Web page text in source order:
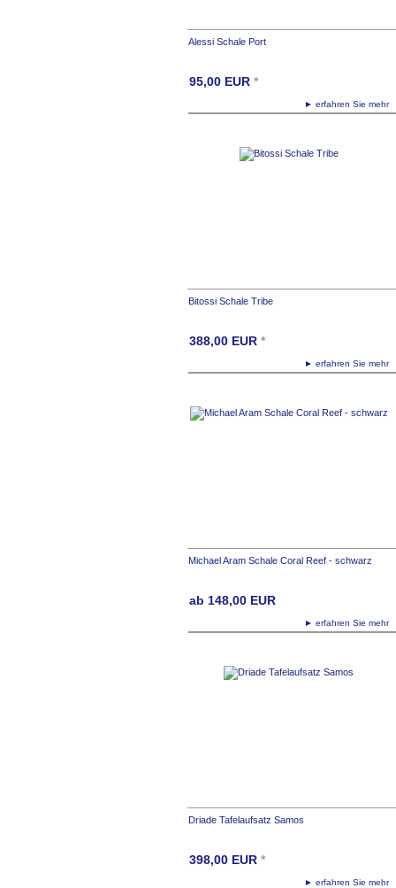
Alessi Schale Port
► erfahren Sie
95,00 EUR *
Bitossi Schale Tribe
► erfahren Sie
388,00 EUR *
Michael Aram Schale Coral Reef - schwarz
► erfahren Sie
ab 148,00 EUR
Driade Tafelaufsatz Samos
► erfahren Sie
398,00 EUR *